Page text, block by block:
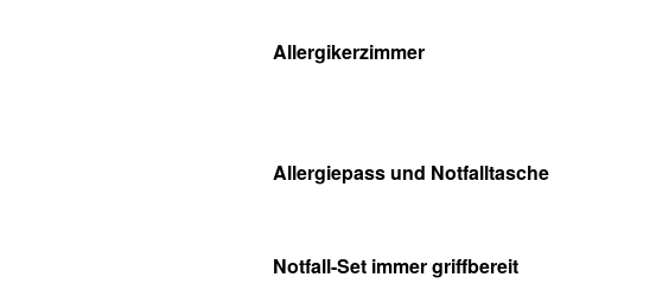
Allergikerzimmer
Allergiepass und Notfalltasche
Notfall-Set immer griffbereit